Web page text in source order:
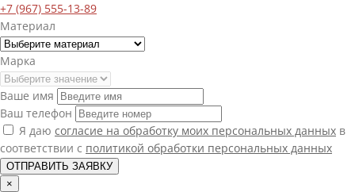
+7 (967) 555-13-89
Материал
Марка
Ваше имя
Ваш телефон
Я даю согласие на обработку моих персональных данных в
соответствии с политикой обработки персональных данных
ОТПРАВИТЬ ЗАЯВКУ
×